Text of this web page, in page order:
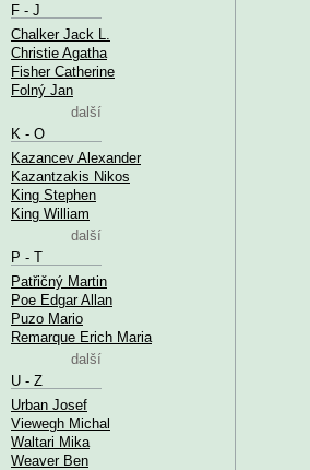
F - J
Chalker Jack L.
Christie Agatha
Fisher Catherine
Folný Jan
další
K - O
Kazancev Alexander
Kazantzakis Nikos
King Stephen
King William
další
P - T
Patřičný Martin
Poe Edgar Allan
Puzo Mario
Remarque Erich Maria
další
U - Z
Urban Josef
Viewegh Michal
Waltari Mika
Weaver Ben